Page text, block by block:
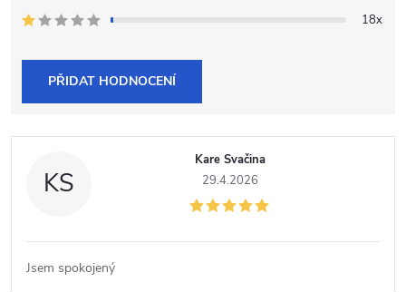
18x
PŘIDAT HODNOCENÍ
V
KS
Kare Svačina
29.4.2026
Jsem spokojený